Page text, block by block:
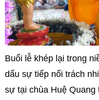
Buổi lễ khép lại trong
dấu sự tiếp nối trách
sự tại chùa Huệ